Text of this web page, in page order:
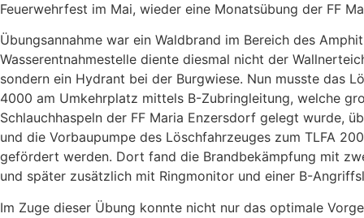
Feuerwehrfest im Mai, wieder eine Monatsübung der FF
Übungsannahme war ein Waldbrand im Bereich des
Wasserentnahmestelle diente diesmal nicht der
sondern ein Hydrant bei der Burgwiese. Nun musste das
4000 am Umkehrplatz mittels B-Zubringleitung, welche
Schlauchhaspeln der FF Maria Enzersdorf gelegt wurde,
und die Vorbaupumpe des Löschfahrzeuges zum TLFA
gefördert werden. Dort fand die Brandbekämpfung mit
und später zusätzlich mit Ringmonitor und einer B-
Im Zuge dieser Übung konnte nicht nur das optimale